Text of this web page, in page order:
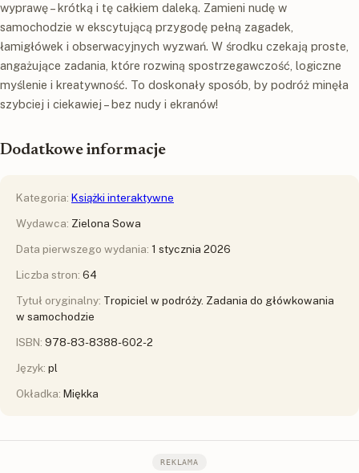
wyprawę – krótką i tę całkiem daleką. Zamieni nudę w
samochodzie w ekscytującą przygodę pełną zagadek,
łamigłówek i obserwacyjnych wyzwań. W środku czekają proste,
angażujące zadania, które rozwiną spostrzegawczość, logiczne
myślenie i kreatywność. To doskonały sposób, by podróż minęła
szybciej i ciekawiej – bez nudy i ekranów!
Dodatkowe informacje
Kategoria: Książki interaktywne
Wydawca: Zielona Sowa
Data pierwszego wydania: 1 stycznia 2026
Liczba stron: 64
Tytuł oryginalny: Tropiciel w podróży. Zadania do główkowania
w samochodzie
ISBN: 978-83-8388-602-2
Język: pl
Okładka: Miękka
REKLAMA